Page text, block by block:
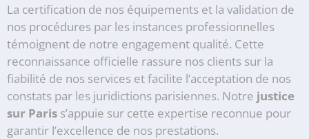
La certification de nos équipements et la validation de
nos procédures par les instances professionnelles
témoignent de notre engagement qualité. Cette
reconnaissance officielle rassure nos clients sur la
fiabilité de nos services et facilite l’acceptation de nos
constats par les juridictions parisiennes. Notre justice
sur Paris s’appuie sur cette expertise reconnue pour
garantir l’excellence de nos prestations.